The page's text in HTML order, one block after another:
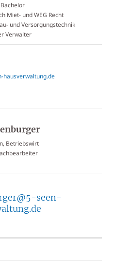
Miet- und WEG Recht
und Versorgungstechnik
Verwalter
hausverwaltung.de
Betriebswirt
seen-